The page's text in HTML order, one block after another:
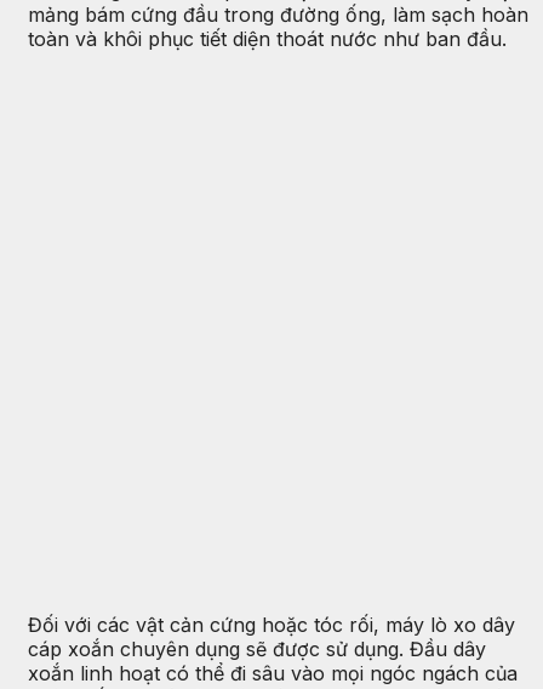
mảng bám cứng đầu trong đường ống, làm sạch hoàn
toàn và khôi phục tiết diện thoát nước như ban đầu.
Đối với các vật cản cứng hoặc tóc rối, máy lò xo dây
cáp xoắn chuyên dụng sẽ được sử dụng. Đầu dây
xoắn linh hoạt có thể đi sâu vào mọi ngóc ngách của